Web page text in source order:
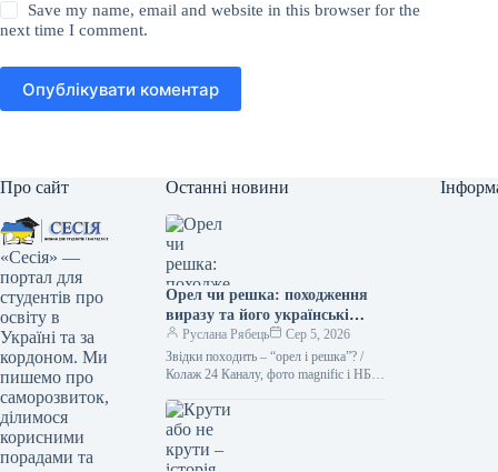
Save my name, email and website in this browser for the
next time I comment.
Опублікувати коментар
Про сайт
«Сесія» —
портал для
студентів про
освіту в
Україні та за
кордоном. Ми
пишемо про
саморозвиток,
ділимося
корисними
порадами та
Останні новини
Орел чи решка: походження
виразу та його українські
синоніми Походження вислову
“орел чи решка” тісно
пов’язане з давньою
для прийняття рішення. На
одній стороні монети, як
правило, зображували орла, а
Руслана Рябець
Сер 5, 2026
Звідки походить – “орел і решка”? /
Колаж 24 Каналу, фото magnific і НБУ
зробити…